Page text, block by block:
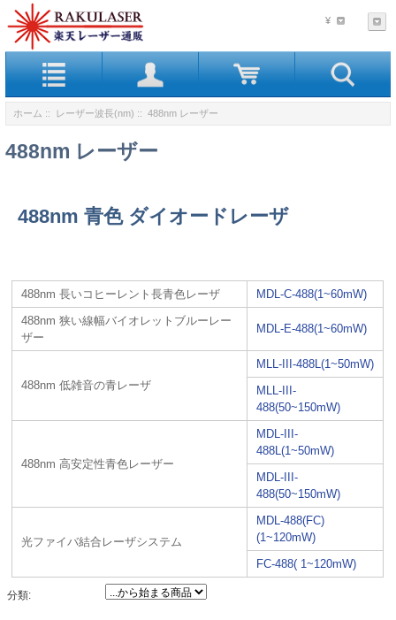
¥
ホーム :: レーザー波長(nm) :: 488nm レーザー
488nm レーザー
488nm 青色 ダイオードレーザ
488nm 長いコヒーレント長青色レーザ
MDL-C-488(1~60mW)
488nm 狭い線幅バイオレットブルーレー
ザー
MDL-E-488(1~60mW)
488nm 低雑音の青レーザ
MLL-III-488L(1~50mW)
MLL-III-
488(50~150mW)
488nm 高安定性青色レーザー
MDL-III-
488L(1~50mW)
MDL-III-
488(50~150mW)
光ファイバ結合レーザシステム
MDL-488(FC)
(1~120mW)
FC-488( 1~120mW)
分類: